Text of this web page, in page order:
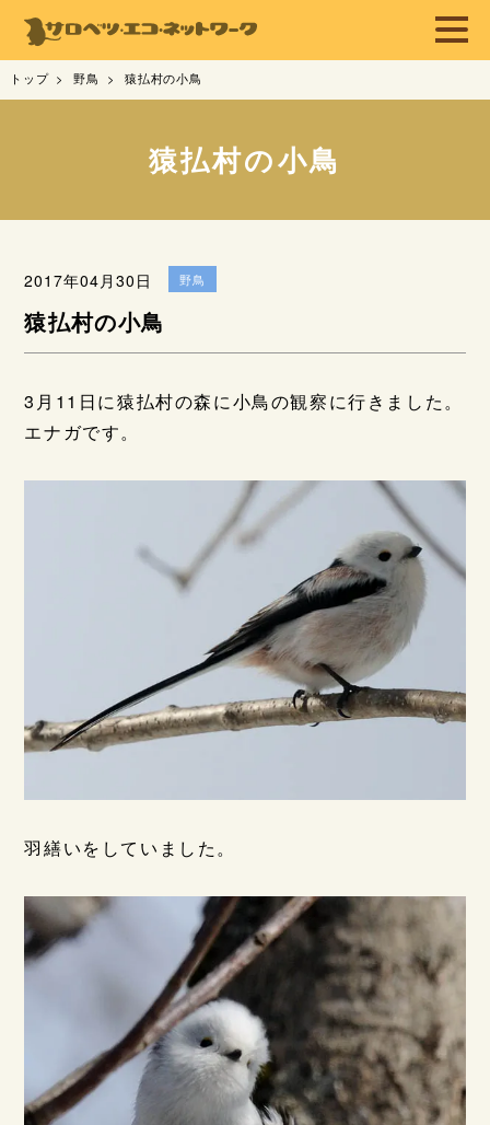
トップ 野鳥 猿払村の小鳥
猿払村の小鳥
2017年04月30日 野鳥
猿払村の小鳥
3月11日に猿払村の森に小鳥の観察に行きました。
エナガです。
羽繕いをしていました。